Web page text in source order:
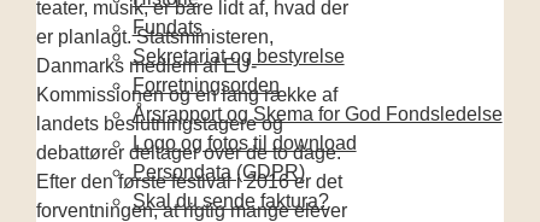
Fundats
Sekretariat og bestyrelse
Forretningsorden
Årsrapport og Skema for God Fondsledelse
Logo og fotos til download
Persondata (GDPR)
Skal du sende faktura?
teater, musik, er bare lidt af, hvad der
er planlagt. Statsministeren,
Danmarks medlem af EU-
Kommissionen og en lang række af
landets beslutningstagere og
debattører deltager over de to dage.
Efter den første festival i 2016 er det
forventningen, at rigtig mange elever